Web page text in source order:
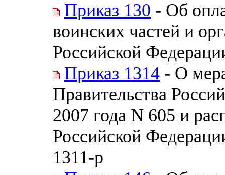
Приказ 130 - Об
воинских частей и
Российской
Приказ 1314 - О
Правительства
2007 года N 605 и
Российской
1311-р